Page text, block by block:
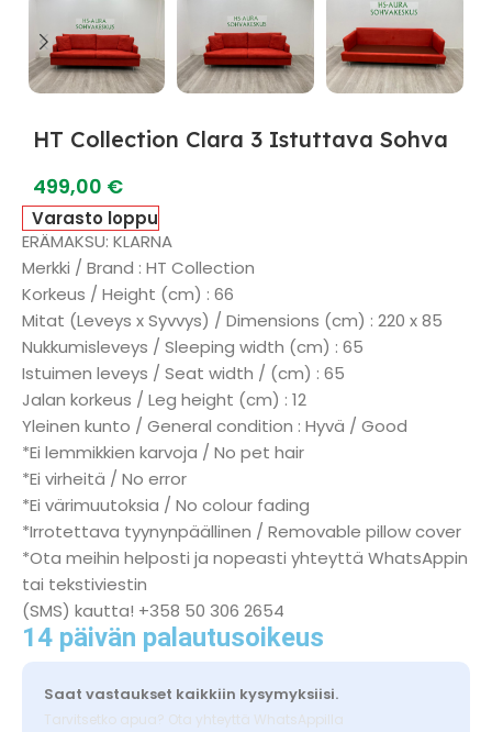
HT Collection Clara 3 Istuttava Sohva
499,00 €
Varasto loppu
ERÄMAKSU: KLARNA
Merkki / Brand : HT Collection
Korkeus / Height (cm) : 66
Mitat (Leveys x Syvvys) / Dimensions (cm) : 220 x 85
Nukkumisleveys / Sleeping width (cm) : 65
Istuimen leveys / Seat width / (cm) : 65
Jalan korkeus / Leg height (cm) : 12
Yleinen kunto / General condition : Hyvä / Good
*Ei lemmikkien karvoja / No pet hair
*Ei virheitä / No error
*Ei värimuutoksia / No colour fading
*Irrotettava tyynynpäällinen / Removable pillow cover
*Ota meihin helposti ja nopeasti yhteyttä WhatsAppin
tai tekstiviestin
(SMS) kautta! +358 50 306 2654
14 päivän palautusoikeus
Saat vastaukset kaikkiin kysymyksiisi.
Tarvitsetko apua? Ota yhteyttä WhatsAppilla